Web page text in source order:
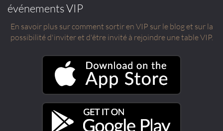
événements VIP
En savoir plus sur comment sortir en VIP sur le blog et sur la
possibilité d'inviter et d'être invité à rejoindre une table VIP.